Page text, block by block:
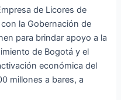
de Licores de
la Gobernación de
para brindar apoyo a la
de Bogotá y el
económica del
millones a bares, a